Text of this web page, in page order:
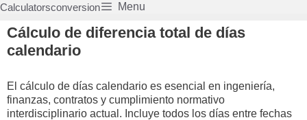
Saltar
contenido
Calculatorsconversion Menu
Cálculo de diferencia total de días
calendario
El cálculo de días calendario es esencial en ingeniería,
finanzas, contratos y cumplimiento normativo
interdisciplinario actual. Incluye todos los días entre fechas